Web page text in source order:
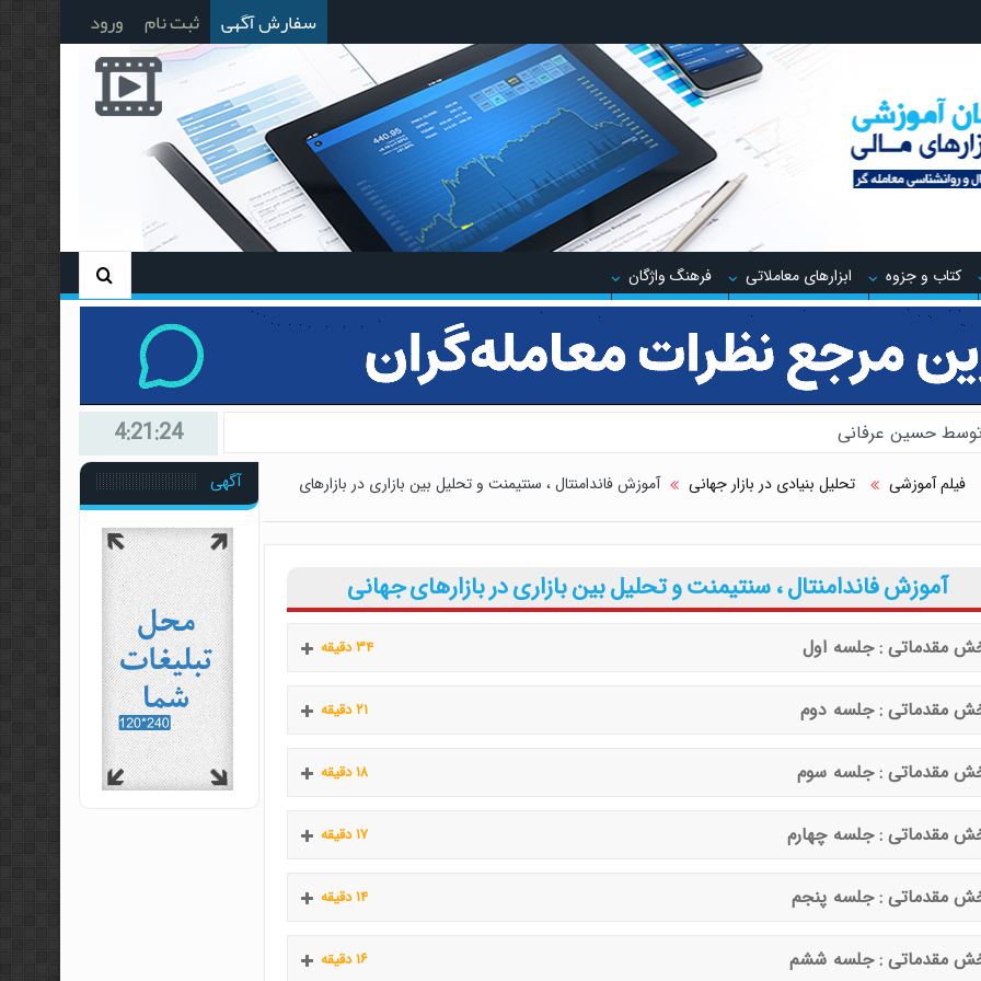
سفارش آگهی ثبت نام ورود
کتاب و جزوه ابزارهای معاملاتی فرهنگ واژگان
حسین عرفانی
معامله گر
پرایس اکشن با مهدی صمدی
غلامی
و معامله گری توسط دانیال قدیری
با دوبله فارسی پرستو موسوی
جواد بهرامی
توسط جواد مهدوی صدر
ایچیموکو با عباس بیات
4:21:25
فیلم آموزشی تحلیل بنیادی در بازار جهانی
آموزش فاندامنتال ، سنتیمنت و تحلیل بین بازاری در بازارهای
آموزش فاندامنتال ، سنتیمنت و تحلیل بین بازاری در بازارهای جهانی
مقدماتی : جلسه اول ۳۴ دقیقه
مقدماتی : جلسه دوم ۲۱ دقیقه
مقدماتی : جلسه سوم ۱۸ دقیقه
مقدماتی : جلسه چهارم ۱۷ دقیقه
مقدماتی : جلسه پنجم ۱۴ دقیقه
مقدماتی : جلسه ششم ۱۶ دقیقه
آگهی